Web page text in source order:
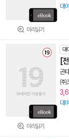
미리읽기
대
미리읽기
대
[
곤
㈜
대